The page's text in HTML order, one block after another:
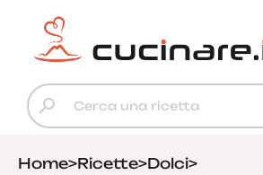
Home>Ricette>Dolci>